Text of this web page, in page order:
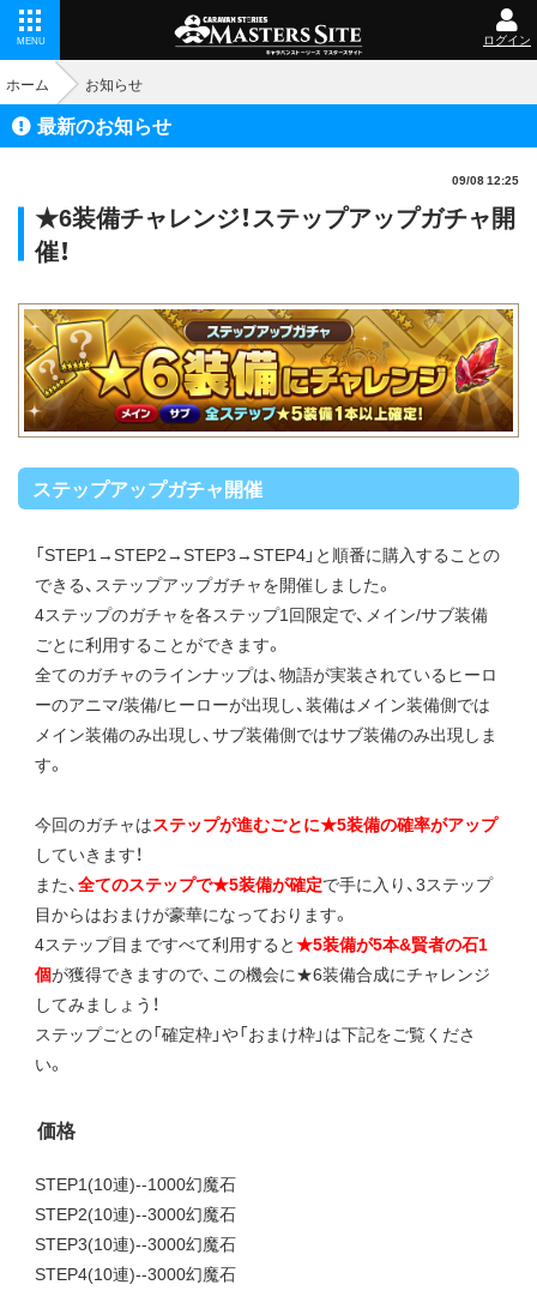
MENU ログイン
ホーム お知らせ
最新のお知らせ
09/08 12:25
★6装備チャレンジ！ステップアップガチャ開
催！
ステップアップガチャ開催
「STEP1→STEP2→STEP3→STEP4」と順番に購入することの
できる、ステップアップガチャを開催しました。
4ステップのガチャを各ステップ1回限定で、メイン/サブ装備
ごとに利用することができます。
全てのガチャのラインナップは、物語が実装されているヒーロ
ーのアニマ/装備/ヒーローが出現し、装備はメイン装備側では
メイン装備のみ出現し、サブ装備側ではサブ装備のみ出現しま
す。
今回のガチャはステップが進むごとに★5装備の確率がアップ
していきます！
また、全てのステップで★5装備が確定で手に入り、3ステップ
目からはおまけが豪華になっております。
4ステップ目まですべて利用すると★5装備が5本&賢者の石1
個が獲得できますので、この機会に★6装備合成にチャレンジ
してみましょう！
ステップごとの「確定枠」や「おまけ枠」は下記をご覧くださ
い。
価格
STEP1(10連)--1000幻魔石
STEP2(10連)--3000幻魔石
STEP3(10連)--3000幻魔石
STEP4(10連)--3000幻魔石